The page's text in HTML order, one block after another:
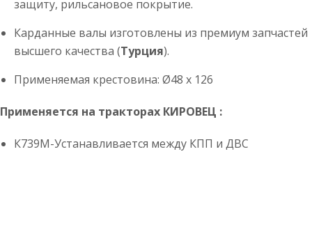
защиту, рильсановое покрытие.
Карданные валы изготовлены из премиум запчастей
высшего качества (Турция).
Применяемая крестовина: Ø48 x 126
Применяется на тракторах КИРОВЕЦ :
К739М-Устанавливается между КПП и ДВС